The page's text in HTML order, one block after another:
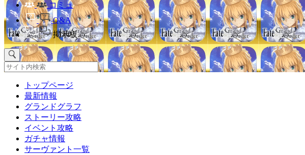
コミュ
Q&A
掲示板
トップページ
最新情報
グランドグラフ
ストーリー攻略
イベント攻略
ガチャ情報
サーヴァント一覧